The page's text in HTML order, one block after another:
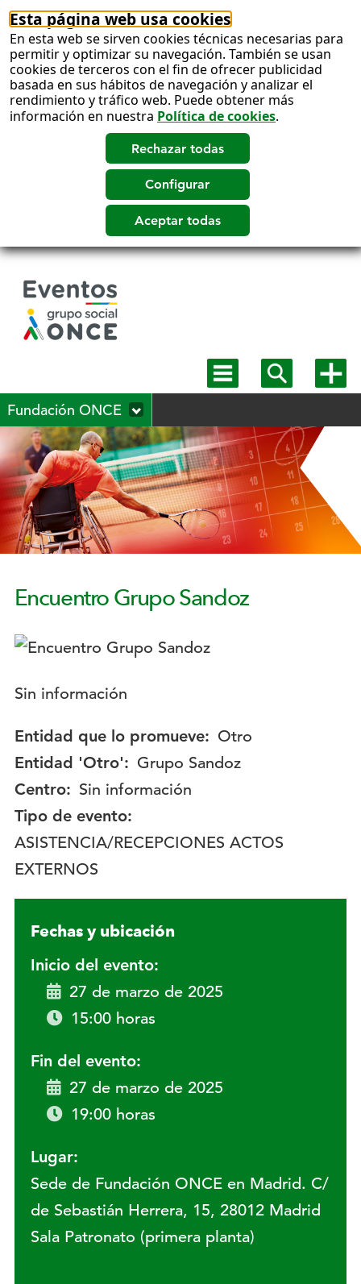
Esta página web usa cookies
En esta web se sirven cookies técnicas necesarias para
permitir y optimizar su navegación. También se usan
cookies de terceros con el fin de ofrecer publicidad
basada en sus hábitos de navegación y analizar el
rendimiento y tráfico web. Puede obtener más
información en nuestra Política de cookies.
Mostrar
menú
Mostrar
buscadormás
Fundación ONCE
Encuentro Grupo Sandoz
Logotipo:
Descripción:
Sin información
Entidad que lo promueve: Otro
Entidad 'Otro': Grupo Sandoz
Centro: Sin información
Tipo de evento:
ASISTENCIA/RECEPCIONES ACTOS
EXTERNOS
Fechas y ubicación
Inicio del evento:
27 de marzo de 2025
15:00 horas
Fin del evento:
27 de marzo de 2025
19:00 horas
Lugar:
Sede de Fundación ONCE en Madrid. C/
de Sebastián Herrera, 15, 28012 Madrid
Sala Patronato (primera planta)